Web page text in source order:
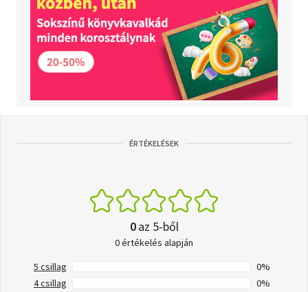
ÉRTÉKELÉSEK
0az 5-ből
0 értékelés alapján
5 csillag
0%
4 csillag
0%